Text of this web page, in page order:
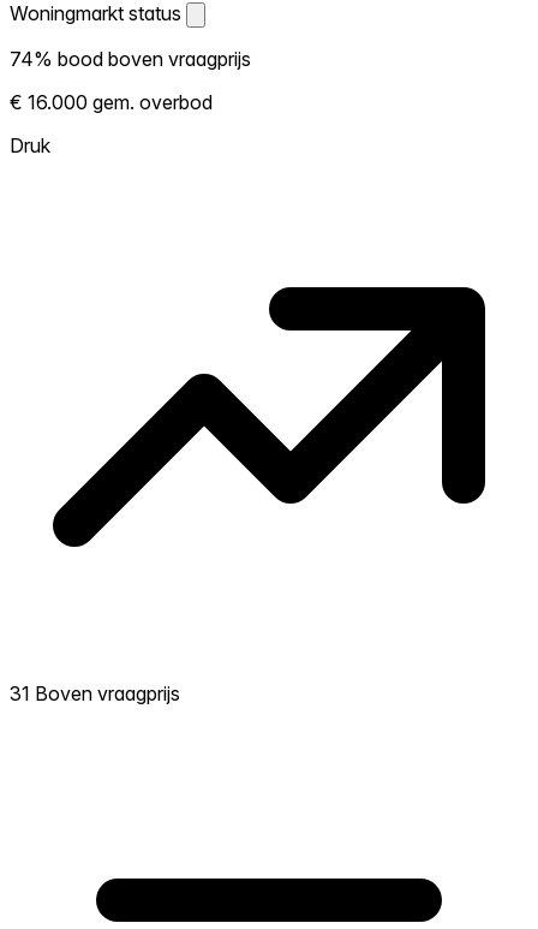
Woningmarkt status
Woningmarkt status
Laat zien hoe competitief de markt hier is.
Hoe meer woningen boven vraagprijs
verkopen, hoe heter. Heet? Verwacht
74% bood boven vraagprijs
€ 16.000 gem. overbod
Druk
31 Boven vraagprijs